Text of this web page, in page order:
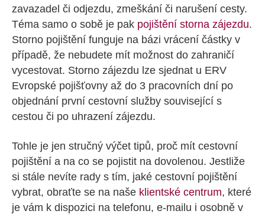
zavazadel či odjezdu, zmeškání či narušení cesty.
Téma samo o sobě je pak pojištění storna zájezdu.
Storno pojištění funguje na bázi vrácení částky v
případě, že nebudete mít možnost do zahraničí
vycestovat. Storno zájezdu lze sjednat u ERV
Evropské pojišťovny až do 3 pracovních dní po
objednání první cestovní služby související s
cestou či po uhrazení zájezdu.
Tohle je jen stručný výčet tipů, proč mít cestovní
pojištění a na co se pojistit na dovolenou. Jestliže
si stále nevíte rady s tím, jaké cestovní pojištění
vybrat, obraťte se na naše klientské centrum, které
je vám k dispozici na telefonu, e-mailu i osobně v